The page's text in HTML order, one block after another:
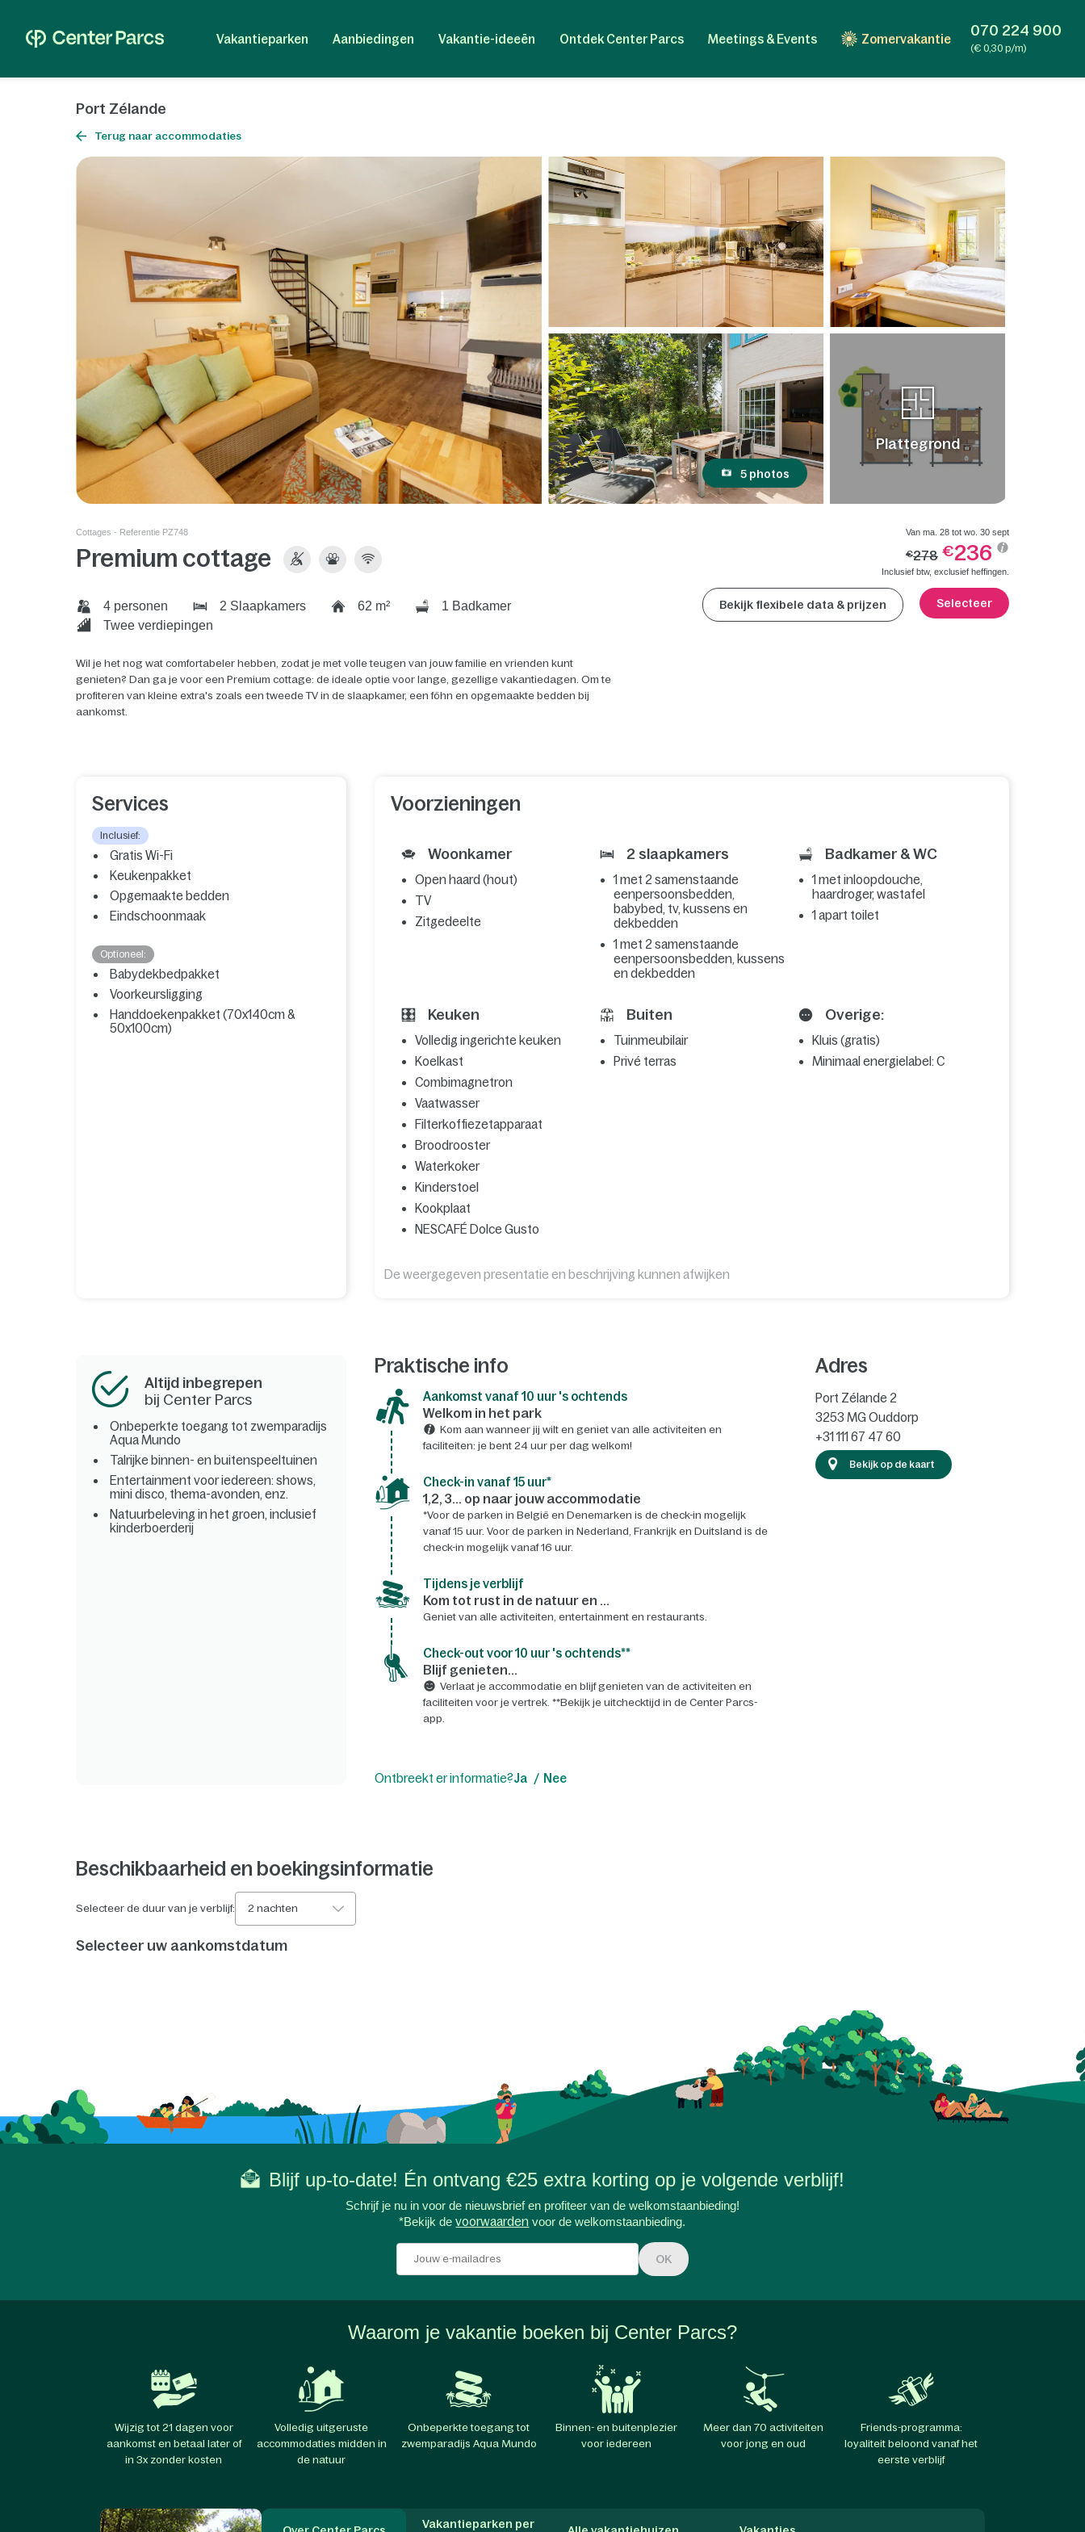
Vakantieparken Aanbiedingen Vakantie-ideeën Ontdek Center Parcs Meetings & Events Zomervakantie 070 224 900
(€ 0,30 p/m)
Port Zélande
Terug naar accommodaties
5 photos
Plattegrond
Cottages - Referentie PZ748
Premium cottage
4 personen 2 Slaapkamers 62 m²
1 Badkamer
Twee verdiepingen
Wil je het nog wat comfortabeler hebben, zodat je met volle teugen van jouw familie en vrienden kunt
genieten? Dan ga je voor een Premium cottage: de ideale optie voor lange, gezellige vakantiedagen. Om te
profiteren van kleine extra's zoals een tweede TV in de slaapkamer, een föhn en opgemaakte bedden bij
aankomst.
Van ma. 28 tot wo. 30 sept
€278 €236
Inclusief btw, exclusief heffingen.
Bekijk flexibele data & prijzen Selecteer
Services
Inclusief:
Gratis Wi-Fi
Keukenpakket
Opgemaakte bedden
Eindschoonmaak
Optioneel:
Babydekbedpakket
Voorkeursligging
Handdoekenpakket (70x140cm &
50x100cm)
Voorzieningen
Woonkamer
Open haard (hout)
TV
Zitgedeelte
2 slaapkamers
1 met 2 samenstaande
eenpersoonsbedden,
babybed, tv, kussens en
dekbedden
1 met 2 samenstaande
eenpersoonsbedden, kussens
en dekbedden
Badkamer & WC
1 met inloopdouche,
haardroger, wastafel
1 apart toilet
Keuken
Volledig ingerichte keuken
Koelkast
Combimagnetron
Vaatwasser
Filterkoffiezetapparaat
Broodrooster
Waterkoker
Kinderstoel
Kookplaat
NESCAFÉ Dolce Gusto
Buiten
Tuinmeubilair
Privé terras
Overige:
Kluis (gratis)
Minimaal energielabel: C
De weergegeven presentatie en beschrijving kunnen afwijken
Altijd inbegrepen
bij Center Parcs
Onbeperkte toegang tot zwemparadijs
Aqua Mundo
Talrijke binnen- en buitenspeeltuinen
Entertainment voor iedereen: shows,
mini disco, thema-avonden, enz.
Natuurbeleving in het groen, inclusief
kinderboerderij
Praktische info
Aankomst vanaf 10 uur 's ochtends
Welkom in het park
Kom aan wanneer jij wilt en geniet van alle activiteiten en
faciliteiten: je bent 24 uur per dag welkom!
Check-in vanaf 15 uur*
1,2, 3... op naar jouw accommodatie
*Voor de parken in België en Denemarken is de check-in mogelijk
vanaf 15 uur. Voor de parken in Nederland, Frankrijk en Duitsland is de
check-in mogelijk vanaf 16 uur.
Tijdens je verblijf
Kom tot rust in de natuur en ...
Geniet van alle activiteiten, entertainment en restaurants.
Check-out voor 10 uur 's ochtends**
Blijf genieten...
Verlaat je accommodatie en blijf genieten van de activiteiten en
faciliteiten voor je vertrek. **Bekijk je uitchecktijd in de Center Parcs-
app.
Adres
Port Zélande 2
3253 MGOuddorp
+31 111 67 47 60
Bekijk op de kaart
Ontbreekt er informatie?Ja Nee
Beschikbaarheid en boekingsinformatie
Selecteer de duur van je verblijf: 2 nachten
Selecteer uw aankomstdatum
Blijf up-to-date! Én ontvang €25 extra korting op je volgende verblijf!
Schrijf je nu in voor de nieuwsbrief en profiteer van de welkomstaanbieding!
*Bekijk devoorwaarden voor de welkomstaanbieding.
OK
Waarom je vakantie boeken bij Center Parcs?
Wijzig tot 21 dagen voor
aankomst en betaal later of
in 3x zonder kosten
Volledig uitgeruste
accommodaties midden in
de natuur
Onbeperkte toegang tot
zwemparadijs Aqua Mundo
Binnen- en buitenplezier
voor iedereen
Meer dan 70 activiteiten
voor jong en oud
Friends-programma:
loyaliteit beloond vanaf het
eerste verblijf
Vakantieparken per